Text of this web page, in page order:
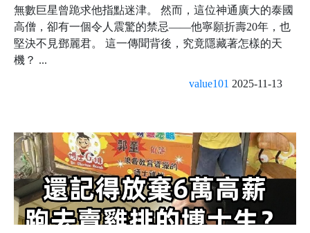
無數巨星曾跪求他指點迷津。 然而，這位神通廣大的泰國
高僧，卻有一個令人震驚的禁忌——他寧願折壽20年，也
堅決不見鄧麗君。 這一傳聞背後，究竟隱藏著怎樣的天
機？ ...
value101 2025-11-13